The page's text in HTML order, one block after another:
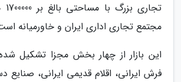
مجتمع تجاری اداری ایران و خاورمیانه
این بازار از چهار بخش مجزا تشکیل
فرش ایرانی، اقلام قدیمی ایرانی،